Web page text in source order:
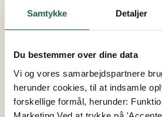
Samtykke Detaljer
Du bestemmer over dine data
Vi og vores samarbejdspartnere
herunder cookies, til at indsamle
forskellige formål, herunder:
Læg derefter skumplast ud
Fyld op med ekstra grus oven
stenmel på, inden du lægger
af sten eller cementfliser.
Drivhuset forankres i
skruer og eventuelt vinkeljern.